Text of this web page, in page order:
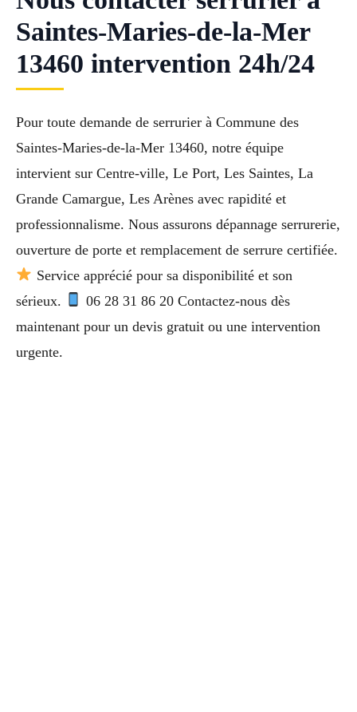
Saintes-Maries-de-la-Mer
13460 intervention 24h/24
Pour toute demande de serrurier à Commune des
Saintes-Maries-de-la-Mer 13460, notre équipe
intervient sur Centre-ville, Le Port, Les Saintes, La
Grande Camargue, Les Arènes avec rapidité et
professionnalisme. Nous assurons dépannage serrurerie,
ouverture de porte et remplacement de serrure certifiée.
Service apprécié pour sa disponibilité et son
sérieux.
06 28 31 86 20 Contactez-nous dès
maintenant pour un devis gratuit ou une intervention
urgente.